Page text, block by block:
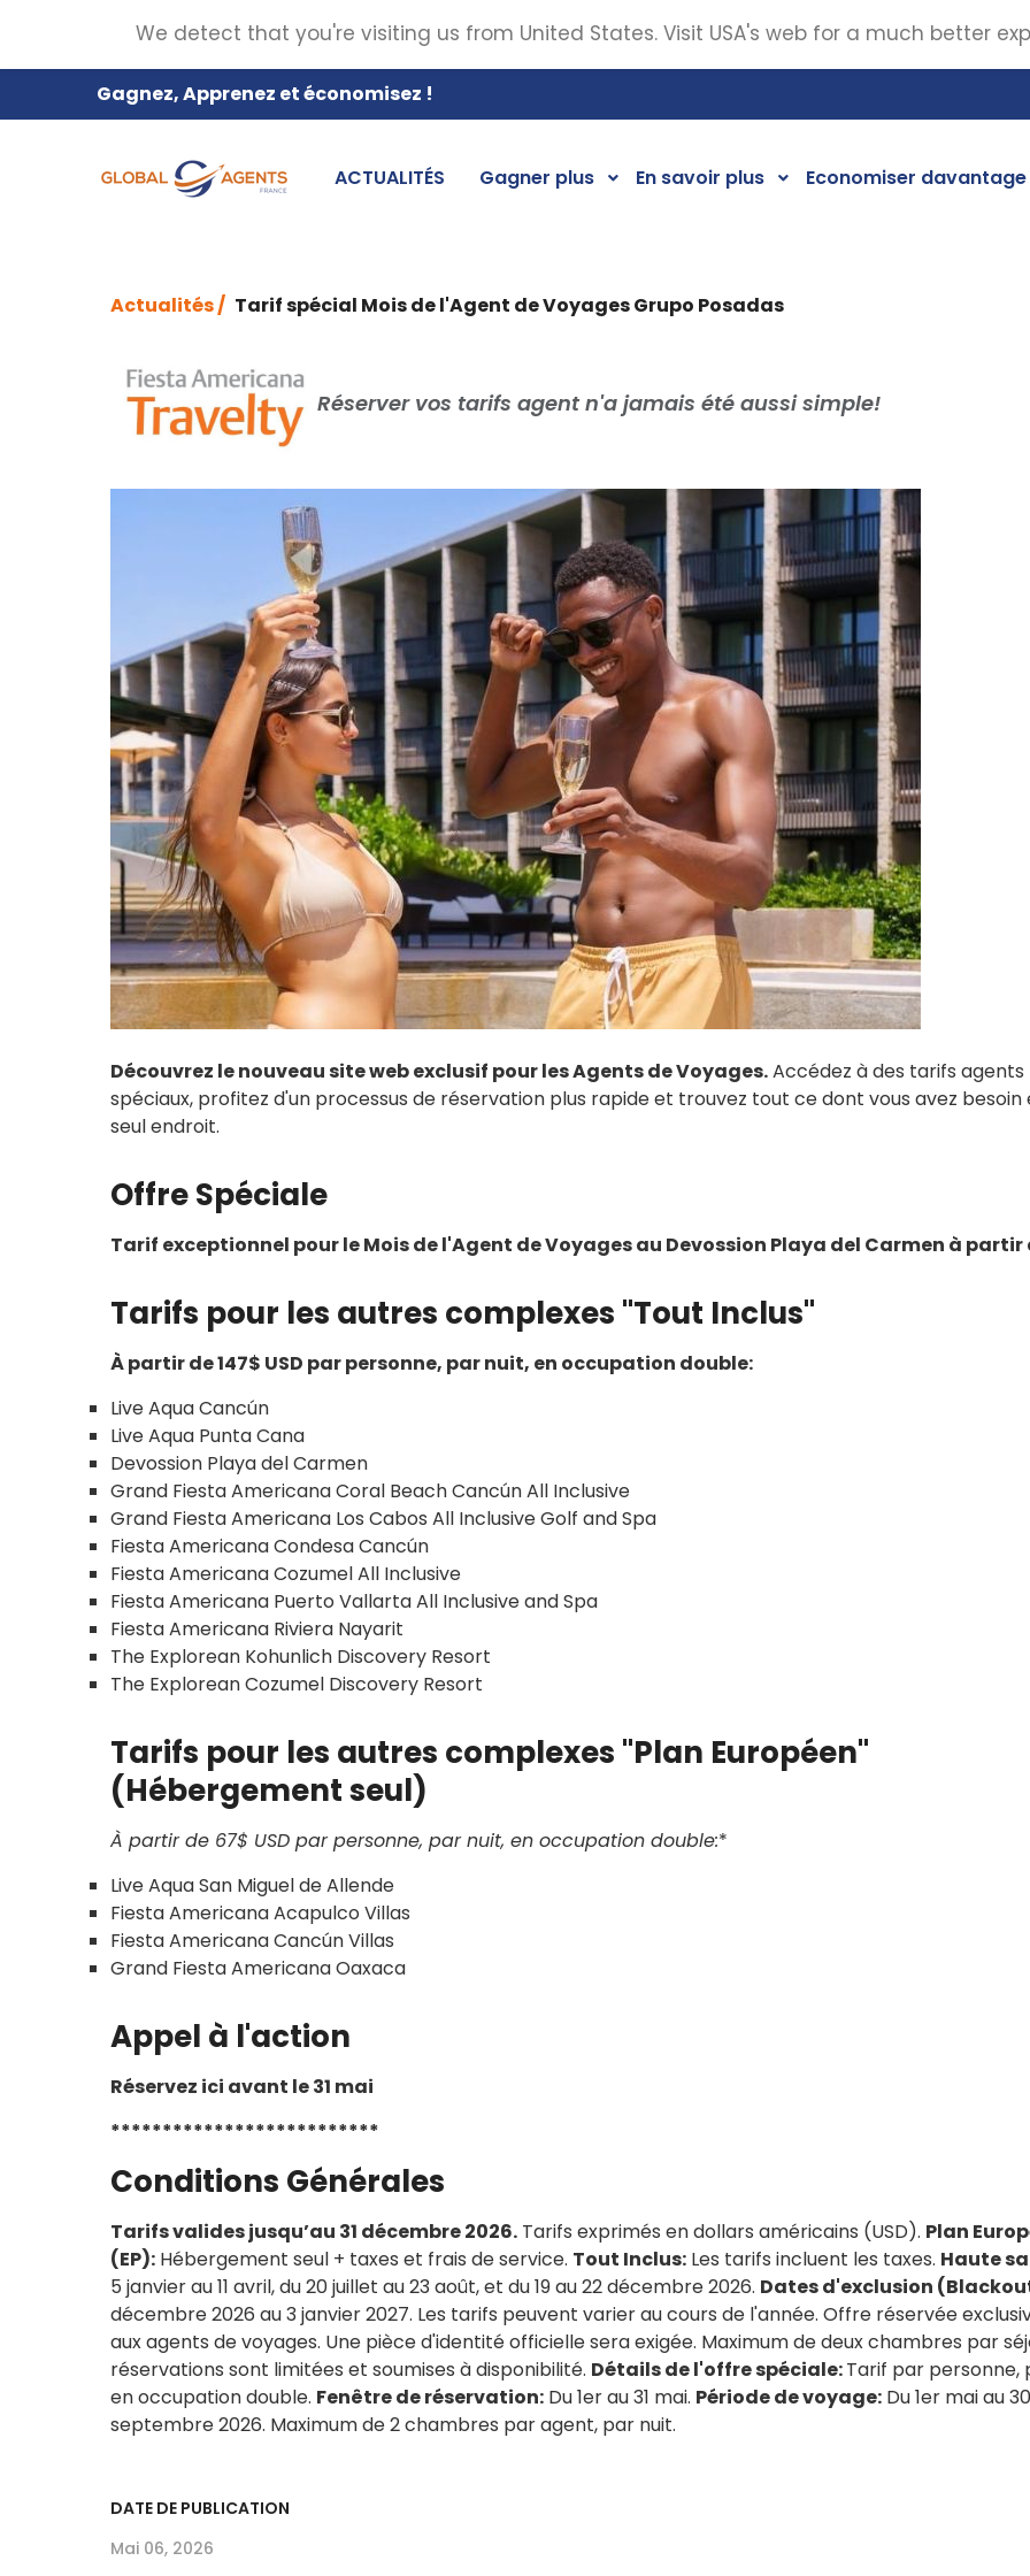
Gagnez, Apprenez et économisez !
ACTUALITÉS Gagner plus En savoir plus Economiser davantage
Actualités / Tarif spécial Mois de l'Agent de Voyages Grupo Posadas
Réserver vos tarifs agent n'a jamais été aussi simple!
Découvrez le nouveau site web exclusif pour les Agents de Voyages.Accédez à des tarifs agents
spéciaux, profitez d'un processus de réservation plus rapide et trouvez tout ce dont vous avez besoin
seul endroit.
Offre Spéciale
Tarif exceptionnel pour le Mois de l'Agent de Voyages au Devossion Playa del Carmen à partir
Tarifs pour les autres complexes "Tout Inclus"
À partir de 147$ USD par personne, par nuit, en occupation double:
Live Aqua Cancún
Live Aqua Punta Cana
Devossion Playa del Carmen
Grand Fiesta Americana Coral Beach Cancún All Inclusive
Grand Fiesta Americana Los Cabos All Inclusive Golf and Spa
Fiesta Americana Condesa Cancún
Fiesta Americana Cozumel All Inclusive
Fiesta Americana Puerto Vallarta All Inclusive and Spa
Fiesta Americana Riviera Nayarit
The Explorean Kohunlich Discovery Resort
The Explorean Cozumel Discovery Resort
Tarifs pour les autres complexes "Plan Européen"
(Hébergement seul)
À partir de 67$ USD par personne, par nuit, en occupation double:*
Live Aqua San Miguel de Allende
Fiesta Americana Acapulco Villas
Fiesta Americana Cancún Villas
Grand Fiesta Americana Oaxaca
Appel à l'action
Réservez ici avant le 31 mai
**************************
Conditions Générales
Tarifs valides jusqu’au 31 décembre 2026. Tarifs exprimés en dollars américains (USD). Plan
(EP): Hébergement seul + taxes et frais de service. Tout Inclus: Les tarifs incluent les taxes. Haute
5 janvier au 11 avril, du 20 juillet au 23 août, et du 19 au 22 décembre 2026. Dates d'exclusion
décembre 2026 au 3 janvier 2027. Les tarifs peuvent varier au cours de l'année. Offre réservée
aux agents de voyages. Une pièce d'identité officielle sera exigée. Maximum de deux chambres par
réservations sont limitées et soumises à disponibilité. Détails de l'offre spéciale:Tarif par personne,
en occupation double. Fenêtre de réservation: Du 1er au 31 mai. Période de voyage: Du 1er mai au 30
septembre 2026. Maximum de 2 chambres par agent, par nuit.
DATE DE PUBLICATION
Mai 06, 2026
We detect that you're visiting us from United States. Visit USA's web for a much better